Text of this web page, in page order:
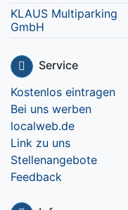
KLAUS Multiparking
GmbH
Service
Kostenlos eintragen
Bei uns werben
localweb.de
Link zu uns
Stellenangebote
Feedback